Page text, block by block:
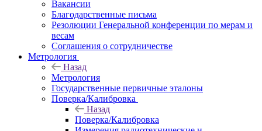
Вакансии
Благодарственные письма
Резолюции Генеральной конференции по мерам и
весам
Соглашения о сотрудничестве
Метрология
Назад
Метрология
Государственные первичные эталоны
Поверка/Калибровка
Назад
Поверка/Калибровка